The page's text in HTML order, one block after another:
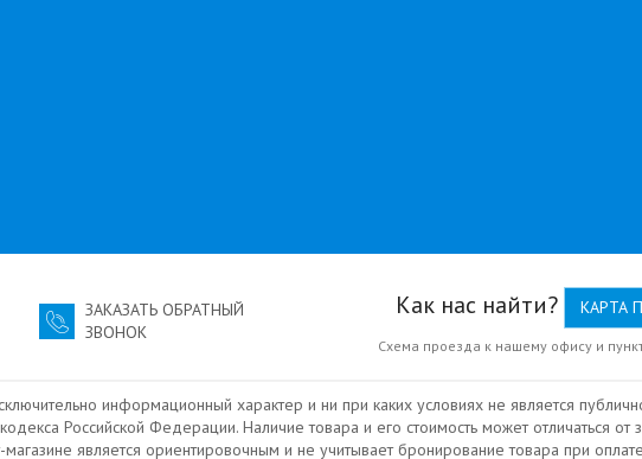
ЗАКАЗАТЬ ОБРАТНЫЙ
ЗВОНОК
Как нас найти? КАРТА
Схема проезда к нашему офису и
информационный характер и ни при каких условиях не является
Российской Федерации. Наличие товара и его стоимость может отличаться от
является ориентировочным и не учитывает бронирование товара при